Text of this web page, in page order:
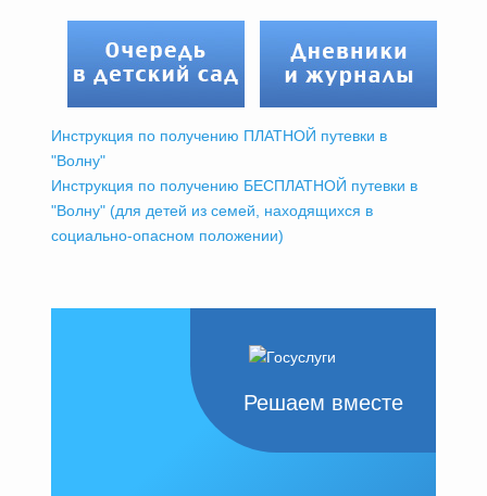
Инструкция по получению ПЛАТНОЙ путевки в
"Волну"
Инструкция по получению БЕСПЛАТНОЙ путевки в
"Волну" (для детей из семей, находящихся в
социально-опасном положении)
Решаем вместе